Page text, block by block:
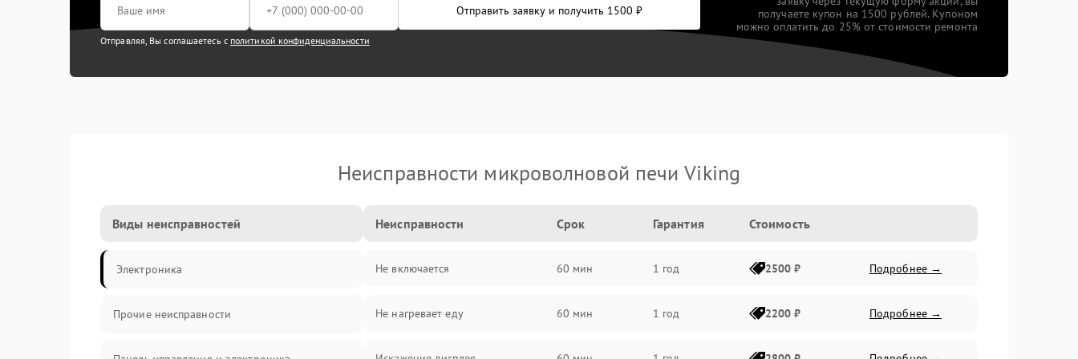
Отправить заявку и получить 1500 ₽
Отправляя, Вы соглашаетесь с политикой конфиденциальности
получаете купон на 1500 рублей. Купоном
можно оплатить до 25% от стоимости ремонта
Неисправности микроволновой печи Viking
Виды неисправностей
Электроника
Прочие неисправности
Неисправности Срок Гарантия Стоимость
Не включается 60 мин 1 год 2500 ₽ Подробнее →
Не нагревает еду 60 мин 1 год 2200 ₽ Подробнее →